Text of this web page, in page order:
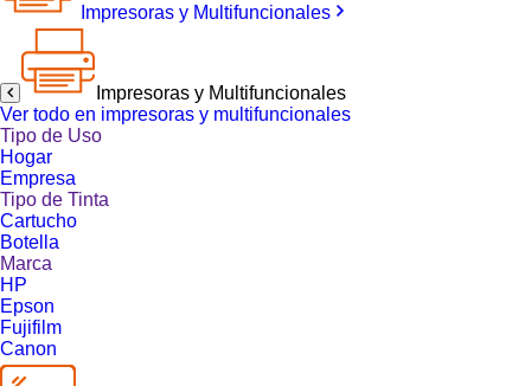
Impresoras y Multifuncionales
Impresoras y Multifuncionales
Ver todo en impresoras y multifuncionales
Tipo de Uso
Hogar
Empresa
Tipo de Tinta
Cartucho
Botella
Marca
HP
Epson
Fujifilm
Canon